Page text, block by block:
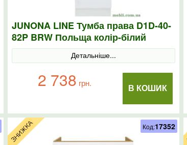
JUNONA LINE Тумба права D1D-40-
82P BRW Польща колір-білий
Детальніше...
В КОШИК
2 738 грн.
Код:17352